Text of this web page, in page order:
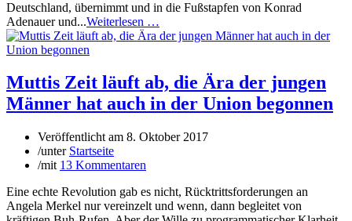
Deutschland, übernimmt und in die Fußstapfen von Konrad
Adenauer und...Weiterlesen …
Muttis Zeit läuft ab, die Ära der jungen
Männer hat auch in der Union begonnen
Veröffentlicht am 8. Oktober 2017
/unter Startseite
/mit 13 Kommentaren
Eine echte Revolution gab es nicht, Rücktrittsforderungen an
Angela Merkel nur vereinzelt und wenn, dann begleitet von